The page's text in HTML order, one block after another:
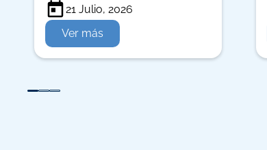
21 Julio, 2026
Ver más